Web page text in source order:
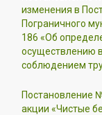
изменения в
Пограничного
186 «Об
осуществлению
соблюдением
Постановление
акции «Чистые